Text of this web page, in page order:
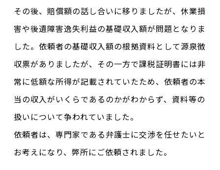
その後、賠償額の話し合いに移りましたが、休業損
害や後遺障害逸失利益の基礎収入額が問題となりま
した。依頼者の基礎収入額の根拠資料として源泉徴
収票がありましたが、その一方で課税証明書には非
常に低額な所得が記載されていたため、依頼者の本
当の収入がいくらであるのかがわからず、資料等の
扱いについて争われていました。
依頼者は、専門家である弁護士に交渉を任せたいと
お考えになり、弊所にご依頼されました。